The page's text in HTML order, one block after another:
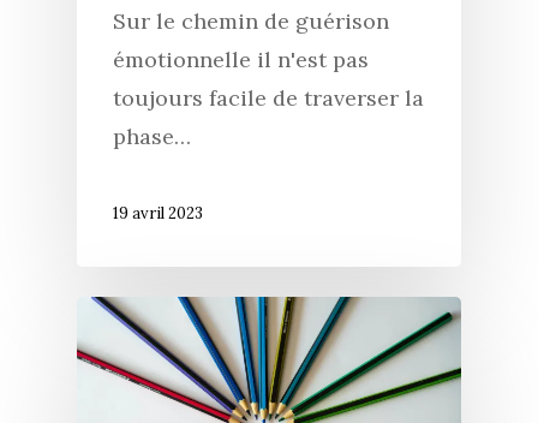
Sur le chemin de guérison
émotionnelle il n'est pas
toujours facile de traverser la
phase…
19 avril 2023